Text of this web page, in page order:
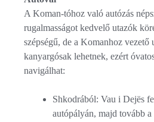
A Koman-tóhoz való autózás
rugalmasságot kedvelő utazók
szépségű, de a Komanhoz vezető
kanyargósak lehetnek, ezért
navigálhat:
Shkodrából: Vau i Dejës
autópályán, majd tovább